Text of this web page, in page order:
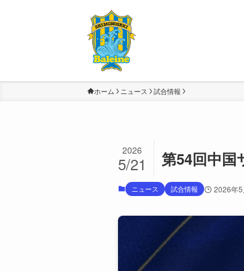
ホーム ニュース 試合情報
第54回中
2026
5/21
ニュース 試合情報 2026年5